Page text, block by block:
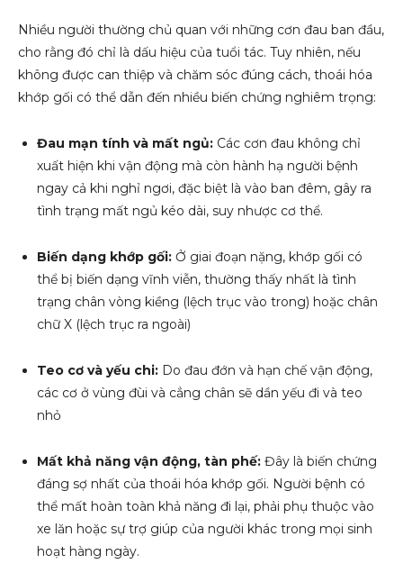
Nhiều người thường chủ quan với những cơn đau ban đầu,
cho rằng đó chỉ là dấu hiệu của tuổi tác. Tuy nhiên, nếu
không được can thiệp và chăm sóc đúng cách, thoái hóa
khớp gối có thể dẫn đến nhiều biến chứng nghiêm trọng:
Đau mạn tính và mất ngủ: Các cơn đau không chỉ
xuất hiện khi vận động mà còn hành hạ người bệnh
ngay cả khi nghỉ ngơi, đặc biệt là vào ban đêm, gây ra
tình trạng mất ngủ kéo dài, suy nhược cơ thể.
Biến dạng khớp gối: Ở giai đoạn nặng, khớp gối có
thể bị biến dạng vĩnh viễn, thường thấy nhất là tình
trạng chân vòng kiềng (lệch trục vào trong) hoặc chân
chữ X (lệch trục ra ngoài)
Teo cơ và yếu chi: Do đau đớn và hạn chế vận động,
các cơ ở vùng đùi và cẳng chân sẽ dần yếu đi và teo
nhỏ
Mất khả năng vận động, tàn phế: Đây là biến chứng
đáng sợ nhất của thoái hóa khớp gối. Người bệnh có
thể mất hoàn toàn khả năng đi lại, phải phụ thuộc vào
xe lăn hoặc sự trợ giúp của người khác trong mọi sinh
hoạt hàng ngày.